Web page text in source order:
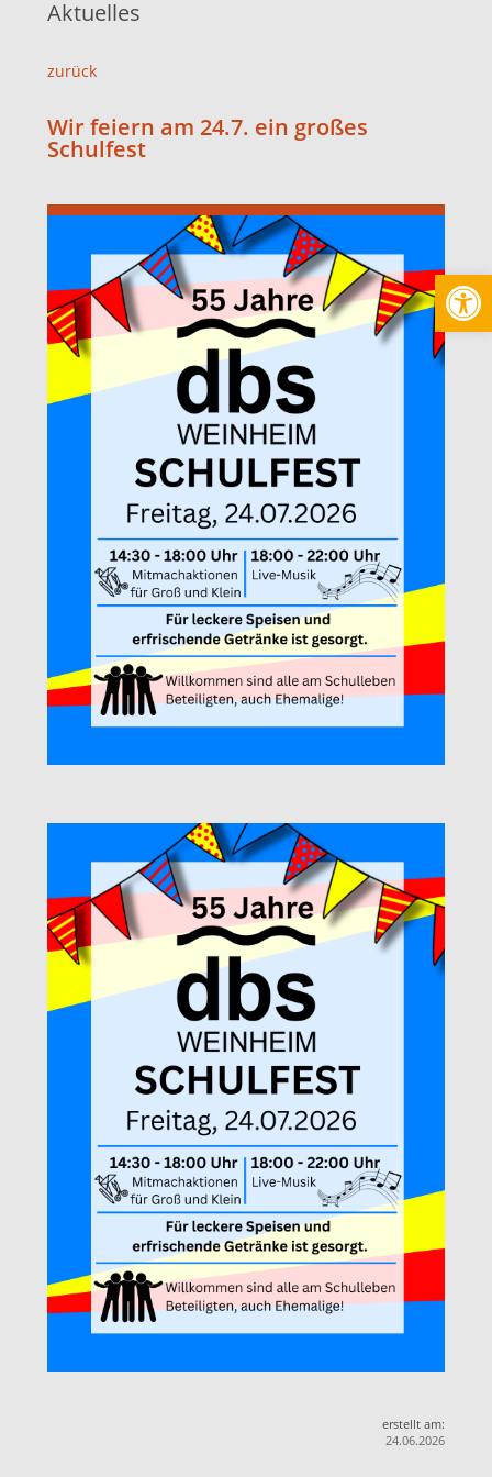
Aktuelles
zurück
Wir feiern am 24.7. ein großes
Schulfest
erstellt am:
24.06.2026